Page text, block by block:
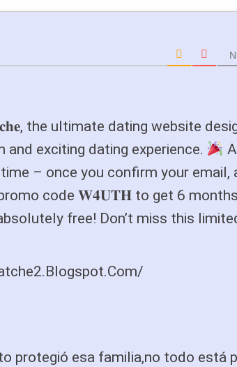
the ultimate dating website
and exciting dating experience.
time – once you confirm your email,
code 𝐖𝟒𝐔𝐓𝐇 to get 6
free! Don’t miss this
protegió esa familia,no todo está